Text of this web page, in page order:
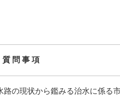
質 問 事 項
路の現状から鑑みる治水に係る